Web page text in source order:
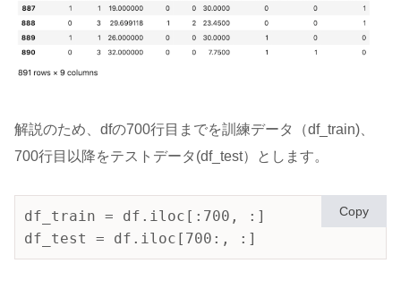
解説のため、dfの700行目までを訓練データ（df_train)、
700行目以降をテストデータ(df_test）とします。
df_train = df.iloc[:700, :]
df_test = df.iloc[700:, :]
Copy